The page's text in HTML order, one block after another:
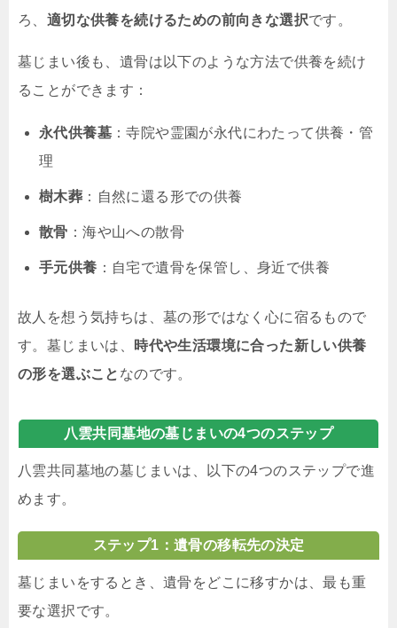
ろ、 適切な供養を続けるための前向きな選択です。
墓じまい後も、遺骨は以下のような方法で供養を続け
ることができます：
永代供養墓 ：寺院や霊園が永代にわたって供養・管
理
樹木葬 ：自然に還る形での供養
散骨 ：海や山への散骨
手元供養 ：自宅で遺骨を保管し、身近で供養
故人を想う気持ちは、墓の形ではなく心に宿るもので
す。墓じまいは、
時代や生活環境に合った新しい供養
の形を選ぶこと なのです。
八雲共同墓地の墓じまいの4つのステップ
八雲共同墓地の墓じまいは、以下の4つのステップで進
めます。
ステップ1：遺骨の移転先の決定
墓じまいをするとき、遺骨をどこに移すかは、最も重
要な選択です。